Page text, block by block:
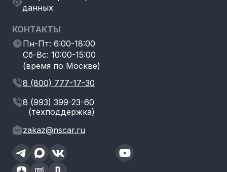
данных
КОНТАКТЫ
Пн-Пт: 6:00-18:00
Сб-Вс: 10:00-15:00
(время по Москве)
8 (800) 777-17-30
8 (993) 399-23-60
(техподдержка)
zakaz@nscar.ru